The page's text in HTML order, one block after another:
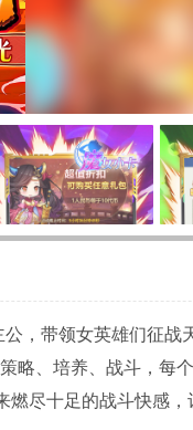
，带领女英雄们征战
略、培养、战斗，每
燃尽十足的战斗快感